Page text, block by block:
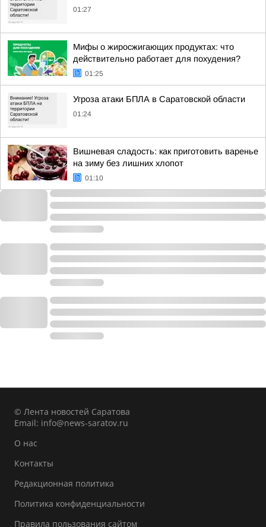
01:27
Мифы о жиросжигающих продуктах: что
действительно работает для похудения?
01:25
Угроза атаки БПЛА в Саратовской области
01:24
Вишневая сладость: как приготовить варенье
на зиму без лишних хлопот
01:10
© Лента новостей Саратова
Email: info@news-saratov.ru
О нас
Контакты
Редакционная политика
Политика конфиденциальности
Правила пользования сайтом